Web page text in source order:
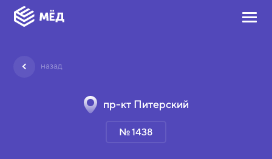
назад
пр-кт Питерский
№ 1438